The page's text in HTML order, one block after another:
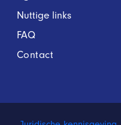
Nuttige links
FAQ
Contact